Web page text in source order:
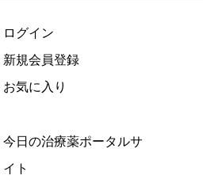
ログイン
新規会員登録
お気に入り
今日の治療薬ポータルサ
イト